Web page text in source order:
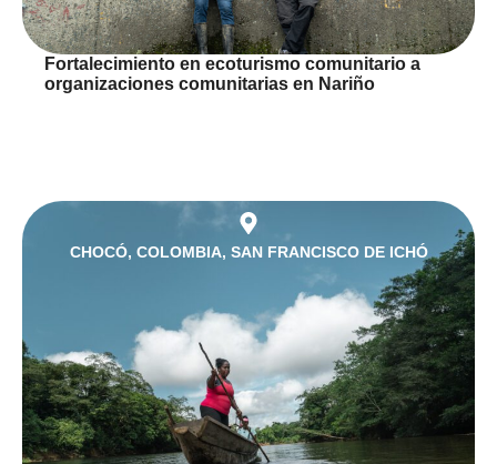
Fortalecimiento en ecoturismo comunitario a
organizaciones comunitarias en Nariño
CHOCÓ, COLOMBIA, SAN FRANCISCO DE ICHÓ